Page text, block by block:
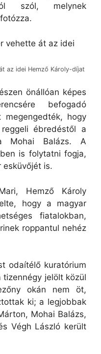
szól, melynek
az idei Hemző Károly-díjat
önállóan képes
befogadó
megengedték, hogy
ébredéstől a
Mohai Balázs. A
is folytatni fogja,
esküvőjét is.
Hemző Károly
hogy a magyar
fiatalokban,
roppantul nehéz
odaítélő kuratórium
jelölt közül
okán nem öt,
ki; a legjobbak
Mohai Balázs,
Végh László került